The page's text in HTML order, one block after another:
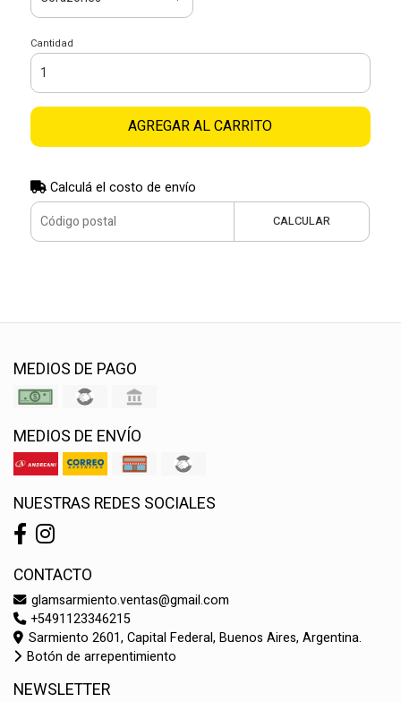
Cantidad
AGREGAR AL CARRITO
Calculá el costo de envío
CALCULAR
MEDIOS DE PAGO
MEDIOS DE ENVÍO
NUESTRAS REDES SOCIALES
CONTACTO
glamsarmiento.ventas@gmail.com
+5491123346215
Sarmiento 2601, Capital Federal, Buenos Aires, Argentina.
Botón de arrepentimiento
NEWSLETTER